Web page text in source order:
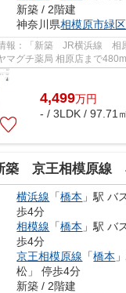
新築 / 2階建
神奈川県相模原市緑区
報：「新築 JR横浜線 相
マグチ薬局 相原店まで
がでしょうか。
4,499万円
- / 3LDK / 97.71
京王相模原線 JR横浜線 相模
横浜線 「橋本 」駅 バ
歩4分
相模線 「橋本 」駅 バ
歩4分
京王相模原線 「橋本
松」 停歩4分
新築 / 2階建